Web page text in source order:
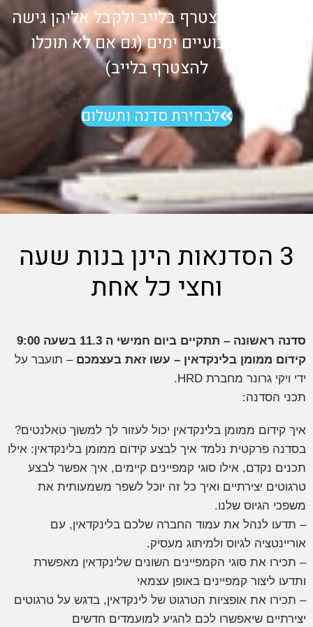
ניתן יהיה להצטרף בלייב ולקבל אליהן גישה
למשך שבועיים ימים (גם אם לא תוכלו
להצטרף בלייב)
לבחירת סדנה ותשלום
3 הסדנאות הינן בנות שעה
וחצי כל אחת
סדנה ראשונה – תתקיים ביום חמישי ה 11.3 בשעה 9:00
קידום ממומן בלינקדאין – עשו זאת בעצמכם– תועבר על
ידי ויקי גרונר מחברת HRD.
תכני הסדנה:
איך קידום ממומן בלינקדאין יכול לעזור לך למשוך טאלנטים?
בסדנה פרקטית נלמד איך לבצע קידום ממומן בלינקדאין: אילו
תכנים נקדם, אילו סוגי קמפיינים קיימים, איך אפשר לבצע
טרגוטים יצירתיים ואיך כל זה יוכל לשפר משמעותית את
משפכי הגיוס שלנו.
– תדעו לנהל את עמוד החברה שלכם בלינקדאין, עם
אוריינטציה לגיוס ולמיתוג מעסיק.
– תכירו את סוגי הקמפיינים השונים שלינקדאין מאפשרת
ותדעו ליצור קמפיינים באופן עצמאי
– תכירו את אופציות הטרגוט של לינקדאין, בדגש על טרגוטים
יצירתיים שיאפשרו לכם להגיע למועמדים חדשים